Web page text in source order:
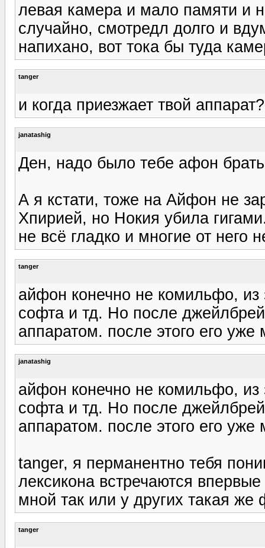
левая камера и мало памяти и
случайно, смотредл долго и
напихано, вот тока бы туда
tanger
и когда приезжает твой аппарат?
janatashig
Ден, надо было тебе афон
А я кстати, тоже на Айфон не
Хпирией, но Нокия убила
не всё гладко и многие от него
tanger
айфон конечно не комильфо, из
софта и тд. Но после
аппаратом. после этого его
janatashig
айфон конечно не комильфо, из
софта и тд. Но после
аппаратом. после этого его
tanger, я перманентно тебя
лексикона встречаются
мной так или у других такая же
tanger